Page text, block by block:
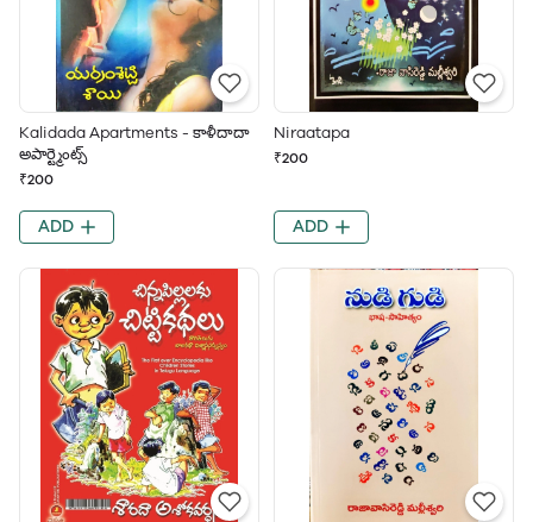
Kalidada Apartments - కాళీదాదా
అపార్ట్మెంట్స్
₹200
ADD
Niraatapa
₹200
ADD